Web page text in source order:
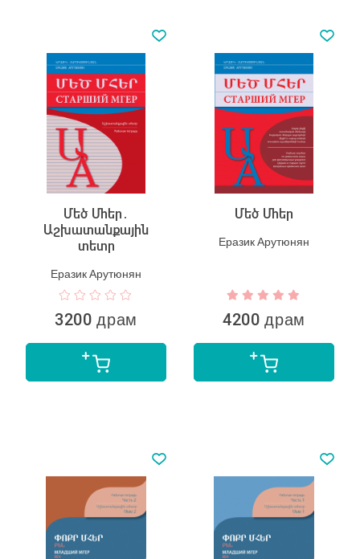
Մեծ Մհեր․
Աշխատանքային
տետր
Еразик Арутюнян
3200 драм
Մեծ Մհեր
Еразик Арутюнян
4200 драм